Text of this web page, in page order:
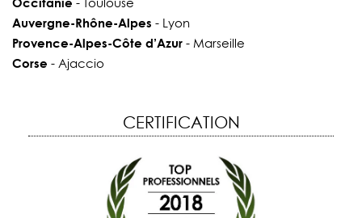
Auvergne-Rhône-Alpes - Lyon
Provence-Alpes-Côte d’Azur- Marseille
Corse - Ajaccio
CERTIFICATION